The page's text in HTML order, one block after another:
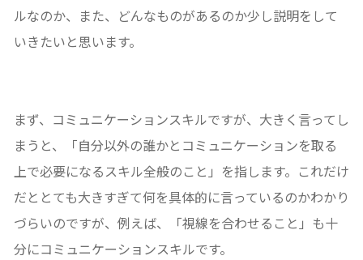
ルなのか、また、どんなものがあるのか少し説明をして
いきたいと思います。
まず、コミュニケーションスキルですが、大きく言ってし
まうと、「自分以外の誰かとコミュニケーションを取る
上で必要になるスキル全般のこと」を指します。これだけ
だととても大きすぎて何を具体的に言っているのかわかり
づらいのですが、例えば、「視線を合わせること」も十
分にコミュニケーションスキルです。